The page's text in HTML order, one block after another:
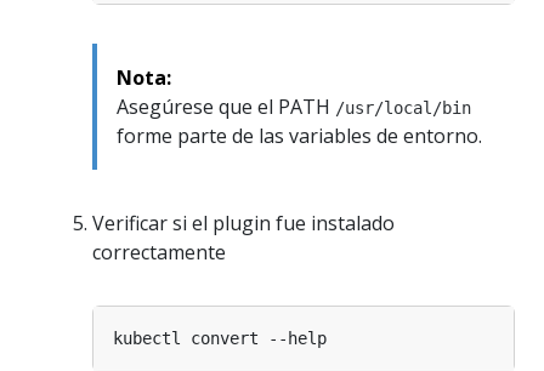
Nota:
Asegúrese que el PATH /usr/local/bin
forme parte de las variables de entorno.
Verificar si el plugin fue instalado
correctamente